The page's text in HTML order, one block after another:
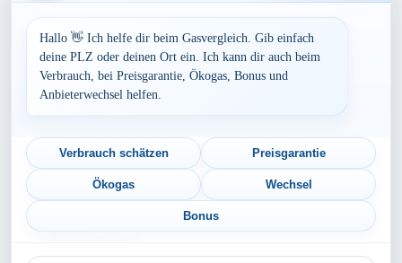
Bayern
Berlin
Brandenburg
Hamburg
Mecklenburg-Vorpommern
Niedersachsen
Nordrhein-Westfalen
Rheinland-Pfalz
Saarland
Sachsen-Anhalt
Hallo 👋 Ich helfe dir beim Gasvergleich. Gib einfach
deine PLZ oder deinen Ort ein. Ich kann dir auch beim
Verbrauch, bei Preisgarantie, Ökogas, Bonus und
Anbieterwechsel helfen.
Verbrauch schätzen Preisgarantie
Ökogas Wechsel
Bonus